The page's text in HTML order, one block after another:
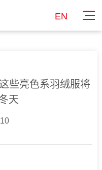
EN
些亮色系羽绒服将
天